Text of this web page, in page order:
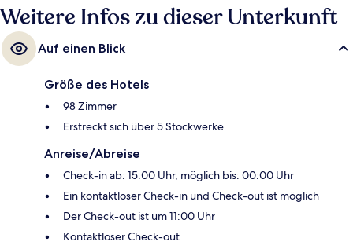
Weitere Infos zu dieser Unterkunft
Auf einen Blick
Größe des Hotels
98 Zimmer
Erstreckt sich über 5 Stockwerke
Anreise/Abreise
Check-in ab: 15:00 Uhr, möglich bis: 00:00 Uhr
Ein kontaktloser Check-in und Check-out ist möglich
Der Check-out ist um 11:00 Uhr
Kontaktloser Check-out